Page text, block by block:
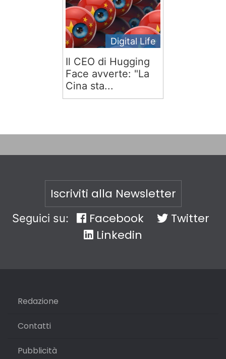
Digital Life
Il CEO di Hugging
Face avverte: "La
Cina sta...
Iscriviti alla Newsletter
Seguici su: Facebook
Twitter
Linkedin
Redazione
Contatti
Pubblicità